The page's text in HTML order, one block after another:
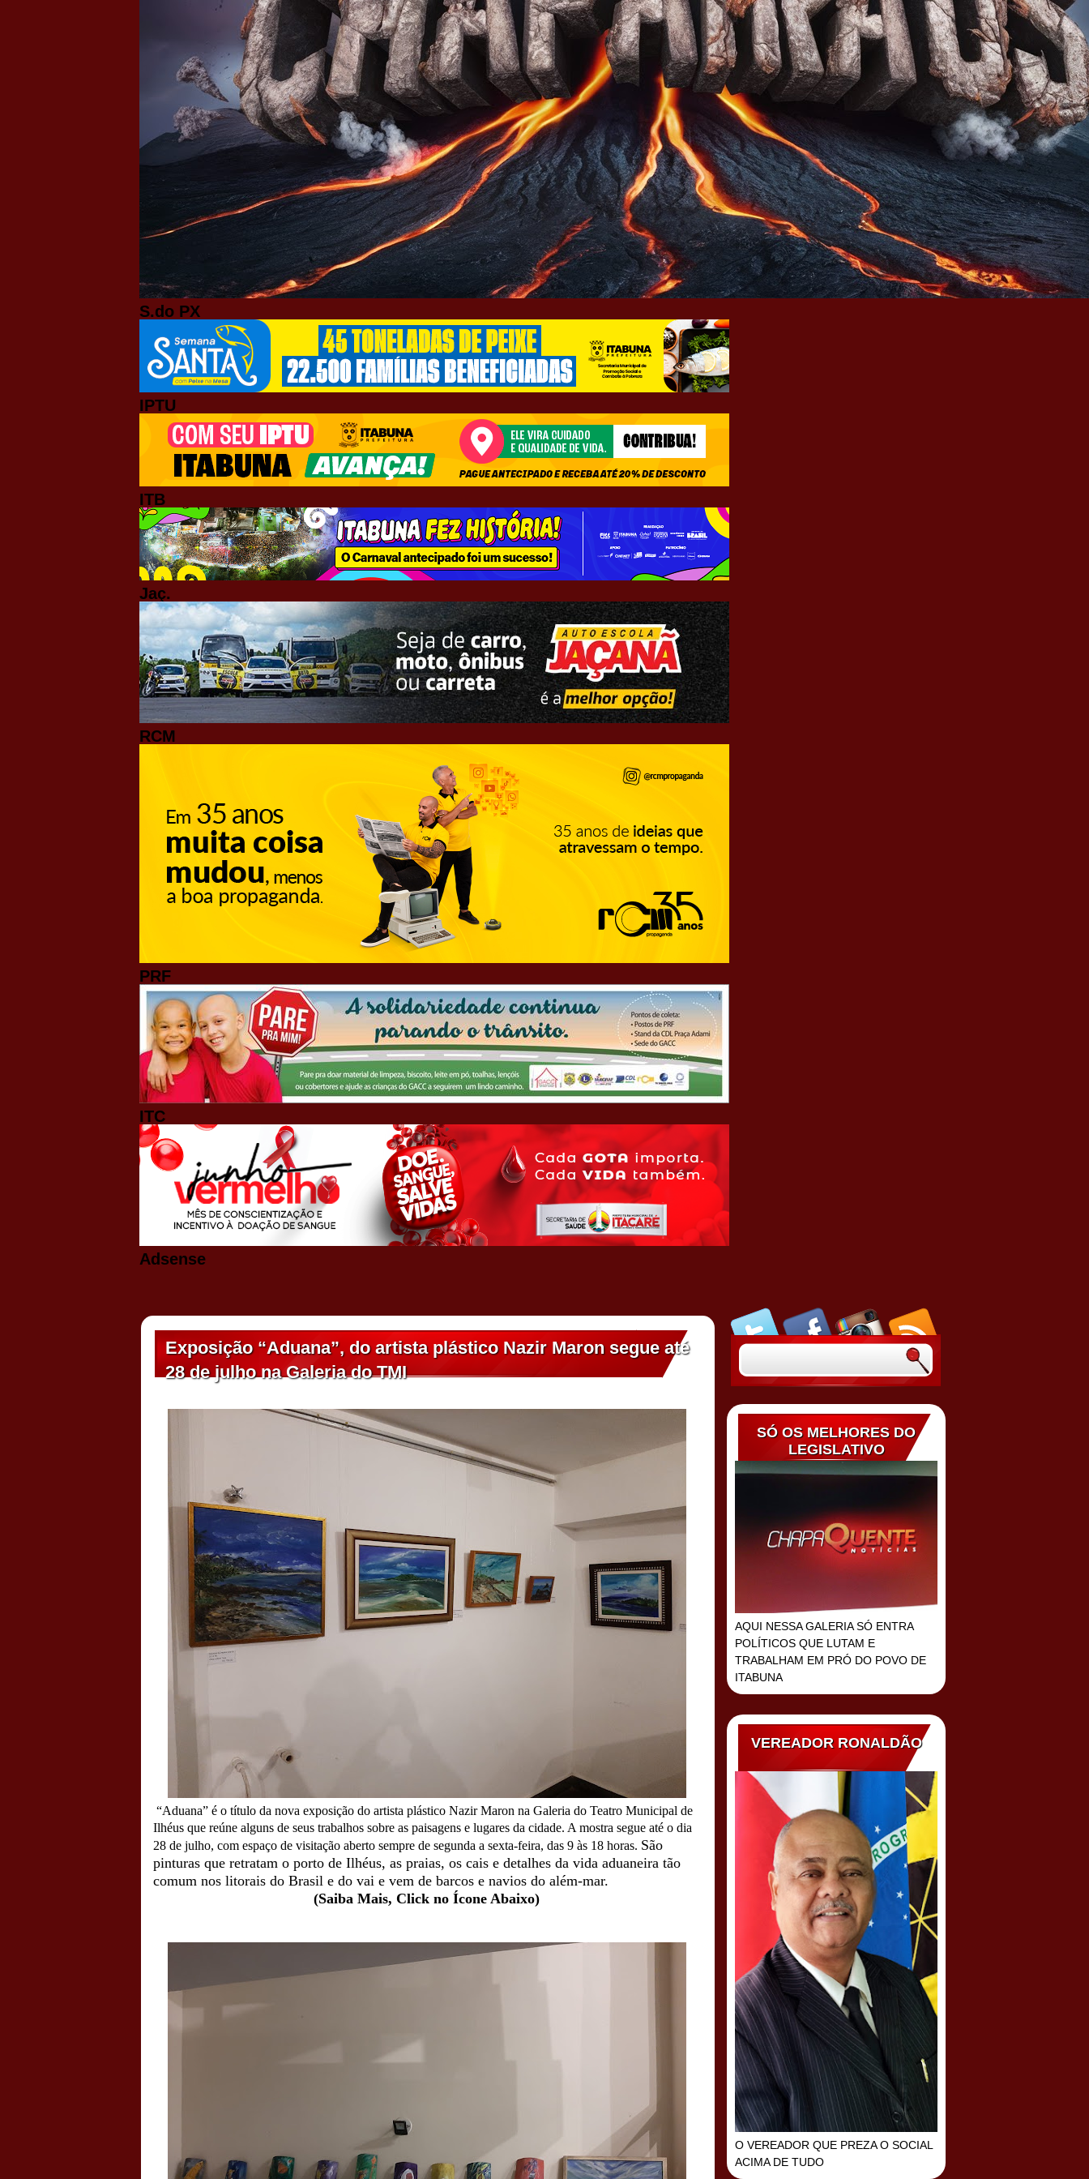
S.do PX
IPTU
ITB
Jaç.
RCM
PRF
ITC
Adsense
Exposição “Aduana”, do artista plástico Nazir Maron segue até
28 de julho na Galeria do TMI
“Aduana” é o título da nova exposição do artista plástico Nazir Maron na Galeria do Teatro Municipal de
Ilhéus que reúne alguns de seus trabalhos sobre as paisagens e lugares da cidade. A mostra segue até o dia
28 de julho, com espaço de visitação aberto sempre de segunda a sexta-feira, das 9 às 18 horas. São
pinturas que retratam o porto de Ilhéus, as praias, os cais e detalhes da vida aduaneira tão
comum nos litorais do Brasil e do vai e vem de barcos e navios do além-mar.
(Saiba Mais, Click no Ícone Abaixo)
SÓ OS MELHORES DO
LEGISLATIVO
AQUI NESSA GALERIA SÓ ENTRA
POLÍTICOS QUE LUTAM E
TRABALHAM EM PRÓ DO POVO DE
ITABUNA
VEREADOR RONALDÃO
O VEREADOR QUE PREZA O SOCIAL
ACIMA DE TUDO